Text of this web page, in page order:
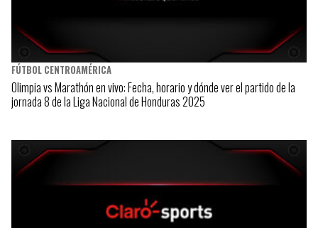
FÚTBOL CENTROAMÉRICA
Olimpia vs Marathón en vivo: Fecha, horario y dónde ver el partido de la
jornada 8 de la Liga Nacional de Honduras 2025